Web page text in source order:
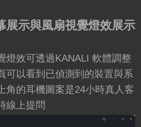
展示與風扇視覺燈效展示
燈效可透過KANALI 軟體調整
可以看到已偵測到的裝置與系
角的耳機圖案是24小時真人客
線上提問